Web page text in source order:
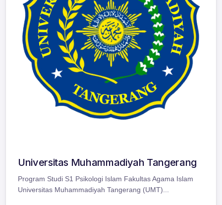
Universitas Muhammadiyah Tangerang
Program Studi S1 Psikologi Islam Fakultas Agama Islam
Universitas Muhammadiyah Tangerang (UMT)...